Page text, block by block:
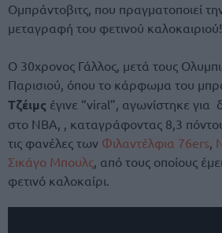
Ομπράντοβιτς, που πραγματοποιεί
μεταγραφή του φετινού καλοκαιριού!
Ο 30χρονος Γάλλος, μετά τους
Παρισιού, όπου το κάρφωμα του
Τζέιμς έγινε “viral”, αγωνίστηκε
στο NBA, , καταγράφοντας 8,3
τις φανέλες των Φιλαντέλφια 76ers
Σικάγο Μπουλς , από τους οποίους
φετινό καλοκαίρι.